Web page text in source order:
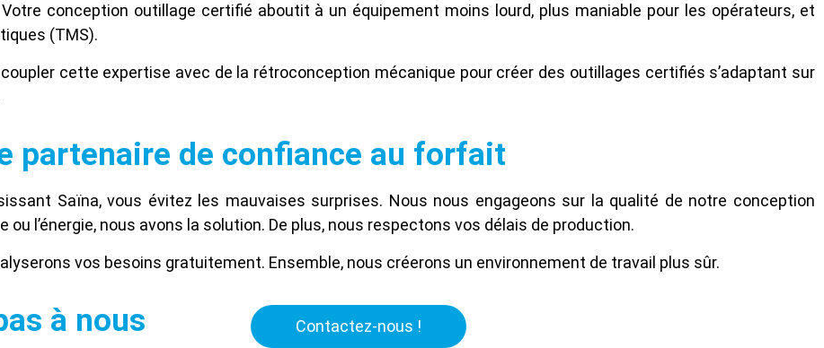
conception outillage certifié aboutit à un équipement moins lourd, plus maniable pour les opérateurs, et
(TMS).
cette expertise avec de la rétroconception mécanique pour créer des outillages certifiés s’adaptant sur
partenaire de confiance au forfait
Saïna, vous évitez les mauvaises surprises. Nous nous engageons sur la qualité de notre conception
l’énergie, nous avons la solution. De plus, nous respectons vos délais de production.
vos besoins gratuitement. Ensemble, nous créerons un environnement de travail plus sûr.
à nous
Contactez-nous !